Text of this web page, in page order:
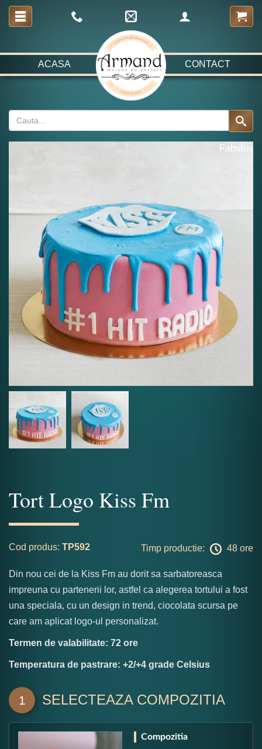
ACASA CONTACT
Fabulos
Tort Logo Kiss Fm
Cod produs: TP592 Timp productie: 48 ore
Din nou cei de la Kiss Fm au dorit sa sarbatoreasca
impreuna cu partenerii lor, astfel ca alegerea tortului a fost
una speciala, cu un design in trend, ciocolata scursa pe
care am aplicat logo-ul personalizat.
Termen de valabilitate: 72 ore
Temperatura de pastrare: +2/+4 grade Celsius
1 SELECTEAZA COMPOZITIA
Compozitia